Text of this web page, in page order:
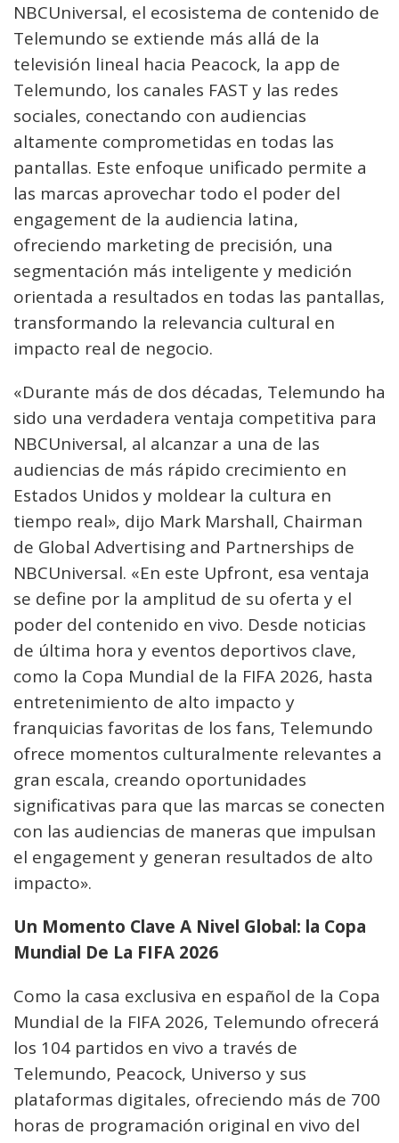
NBCUniversal, el ecosistema de contenido de
Telemundo se extiende más allá de la
televisión lineal hacia Peacock, la app de
Telemundo, los canales FAST y las redes
sociales, conectando con audiencias
altamente comprometidas en todas las
pantallas. Este enfoque unificado permite a
las marcas aprovechar todo el poder del
engagement de la audiencia latina,
ofreciendo marketing de precisión, una
segmentación más inteligente y medición
orientada a resultados en todas las pantallas,
transformando la relevancia cultural en
impacto real de negocio.
«Durante más de dos décadas, Telemundo ha
sido una verdadera ventaja competitiva para
NBCUniversal, al alcanzar a una de las
audiencias de más rápido crecimiento en
Estados Unidos y moldear la cultura en
tiempo real», dijo Mark Marshall, Chairman
de Global Advertising and Partnerships de
NBCUniversal. «En este Upfront, esa ventaja
se define por la amplitud de su oferta y el
poder del contenido en vivo. Desde noticias
de última hora y eventos deportivos clave,
como la Copa Mundial de la FIFA 2026, hasta
entretenimiento de alto impacto y
franquicias favoritas de los fans, Telemundo
ofrece momentos culturalmente relevantes a
gran escala, creando oportunidades
significativas para que las marcas se conecten
con las audiencias de maneras que impulsan
el engagement y generan resultados de alto
impacto».
Un Momento Clave A Nivel Global: la Copa
Mundial De La FIFA 2026
Como la casa exclusiva en español de la Copa
Mundial de la FIFA 2026, Telemundo ofrecerá
los 104 partidos en vivo a través de
Telemundo, Peacock, Universo y sus
plataformas digitales, ofreciendo más de 700
horas de programación original en vivo del